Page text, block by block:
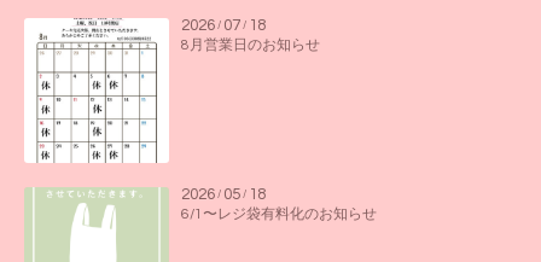
2026 / 07 / 18
8月営業日のお知らせ
2026 / 05 / 18
6/1〜レジ袋有料化のお知らせ